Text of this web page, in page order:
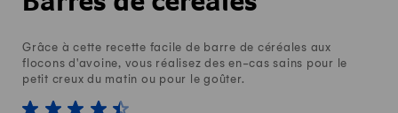
Grâce à cette recette facile de barre de céréales aux
flocons d'avoine, vous réalisez des en-cas sains pour le
petit creux du matin ou pour le goûter.
1 von 5 étoiles
2 von 5 étoiles
3 von 5 étoiles
4 von 5 étoiles
5 von 5 étoiles